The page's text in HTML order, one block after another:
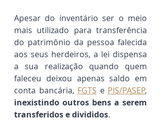
Apesar do inventário ser o meio
mais utilizado para transferência
do patrimônio da pessoa falecida
aos seus herdeiros, a lei dispensa
a sua realização quando quem
faleceu deixou apenas saldo em
conta bancária, FGTS e PIS/PASEP
inexistindo outros bens a serem
transferidos e divididos.